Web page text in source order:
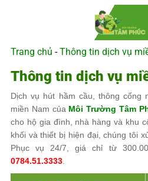
Trang chủ -Thông tin dịch vụ
Thông tin dịch vụ
Dịch vụ hút hầm cầu, thông cống
miền Nam của Môi Trường Tâm
cho hộ gia đình, nhà hàng và khu
khối và thiết bị hiện đại, chúng tôi
Phục vụ 24/7, giá chỉ từ
0784.51.3333